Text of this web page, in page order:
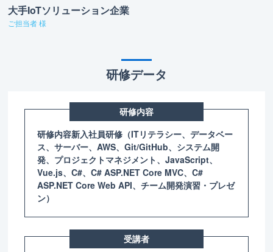
大手IoTソリューション企業
ご担当者 様
研修データ
研修内容
研修内容新入社員研修（ITリテラシー、データベー
ス、サーバー、AWS、Git/GitHub、システム開
発、プロジェクトマネジメント、JavaScript、
Vue.js、C#、C# ASP.NET Core MVC、C#
ASP.NET Core Web API、チーム開発演習・プレゼ
ン）
受講者